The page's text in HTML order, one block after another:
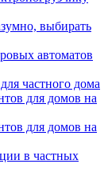
выбирать
автоматов
частного дома
для домов на
для домов на
в частных